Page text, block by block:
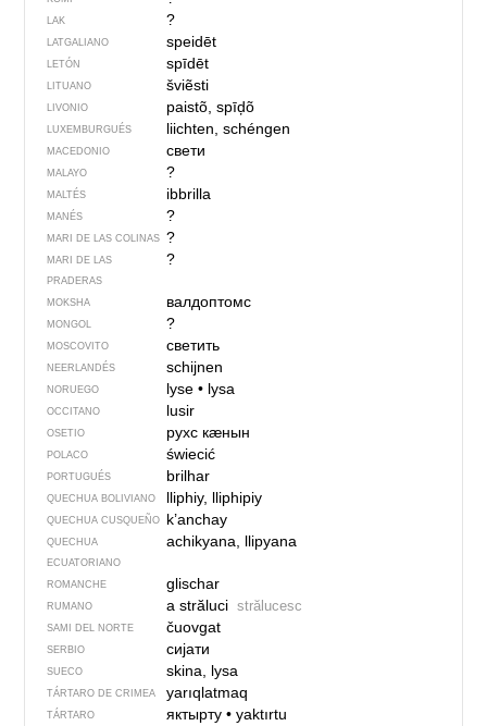
LAK ?
LATGALIANO speidēt
LETÓN spīdēt
LITUANO šviẽsti
LIVONIO paistõ, spīḑõ
LUXEMBURGUÉS liichten, schéngen
MACEDONIO свети
MALAYO ?
MALTÉS ibbrilla
MANÉS ?
MARI DE LAS COLINAS ?
MARI DE LAS
PRADERAS
?
MOKSHA валдоптомс
MONGOL ?
MOSCOVITO светить
NEERLANDÉS schijnen
NORUEGO lyse• lysa
OCCITANO lusir
OSETIO рухс кӕнын
POLACO świecić
PORTUGUÉS brilhar
QUECHUA BOLIVIANO lliphiy, lliphipiy
QUECHUA CUSQUEÑO k’anchay
QUECHUA
ECUATORIANO
achikyana, llipyana
ROMANCHE glischar
RUMANO a străluci strălucesc
SAMI DEL NORTE čuovgat
SERBIO сијати
SUECO skina, lysa
TÁRTARO DE CRIMEA yarıqlatmaq
TÁRTARO яктырту• yaktırtu